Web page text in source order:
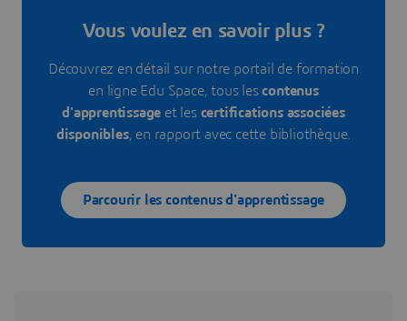
Vous voulez en savoir plus ?
Découvrez en détail sur notre portail de formation
en ligne Edu Space, tous lescontenus
d'apprentissage et les certifications associées
disponibles, en rapport avec cette bibliothèque.
Parcourir les contenus d'apprentissage